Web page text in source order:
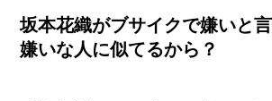
坂本花織がブサイクで嫌いと
嫌いな人に似てるから？